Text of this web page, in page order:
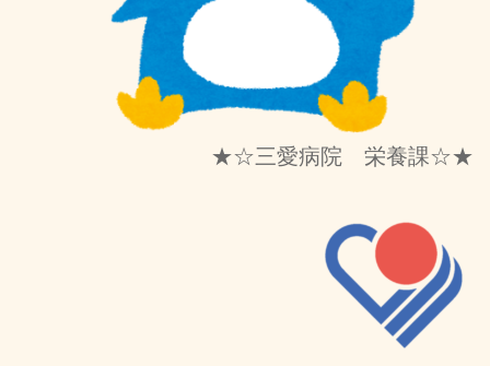
★☆三愛病院 栄養課☆★